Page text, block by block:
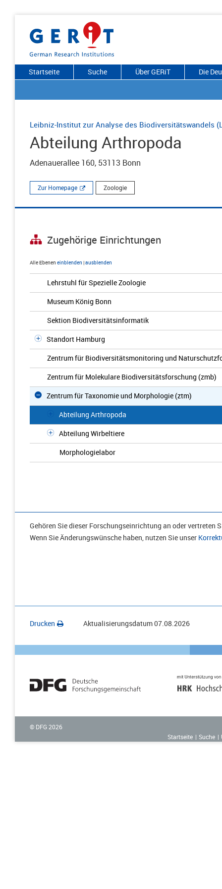
Startseite Suche Über GERiT Die
Leibniz-Institut zur Analyse des Biodiversitätswandels
Abteilung Arthropoda
Adenauerallee 160, 53113 Bonn
Zur Homepage Zoologie
Zugehörige Einrichtungen
Alle Ebenen einblenden |ausblenden
Lehrstuhl für Spezielle Zoologie
Museum König Bonn
Sektion Biodiversitätsinformatik
Standort Hamburg
Zentrum für Biodiversitätsmonitoring und
Zentrum für Molekulare Biodiversitätsforschung (zmb)
Zentrum für Taxonomie und Morphologie (ztm)
Abteilung Arthropoda
Abteilung Wirbeltiere
Morphologielabor
Gehören Sie dieser Forschungseinrichtung an oder vertreten
Wenn Sie Änderungswünsche haben, nutzen Sie unser
Drucken Aktualisierungsdatum07.08.2026
© DFG 2026
Startseite
Suche